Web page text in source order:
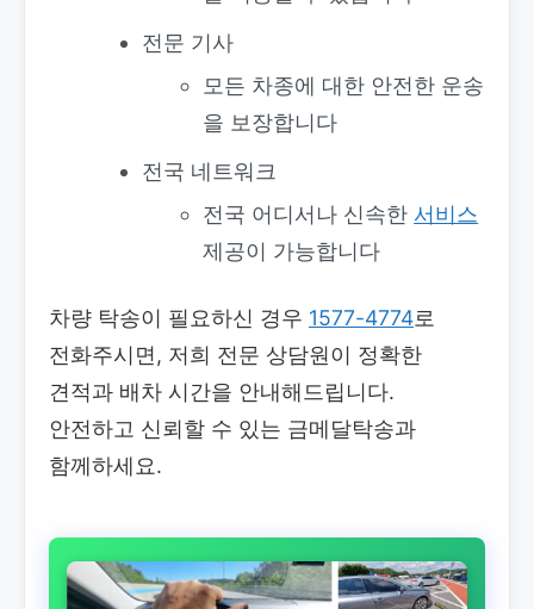
전문 기사
모든 차종에 대한 안전한 운송
을 보장합니다
전국 네트워크
전국 어디서나 신속한 서비스
제공이 가능합니다
차량 탁송이 필요하신 경우 1577-4774로
전화주시면, 저희 전문 상담원이 정확한
견적과 배차 시간을 안내해드립니다.
안전하고 신뢰할 수 있는 금메달탁송과
함께하세요.